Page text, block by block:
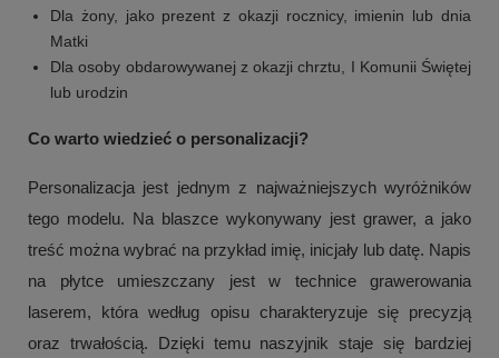
Dla żony, jako prezent z okazji rocznicy, imienin lub dnia
Matki
Dla osoby obdarowywanej z okazji chrztu, I Komunii Świętej
lub urodzin
Co warto wiedzieć o personalizacji?
Personalizacja jest jednym z najważniejszych wyróżników
tego modelu. Na blaszce wykonywany jest grawer, a jako
treść można wybrać na przykład imię, inicjały lub datę. Napis
na płytce umieszczany jest w technice grawerowania
laserem, która według opisu charakteryzuje się precyzją
oraz trwałością. Dzięki temu naszyjnik staje się bardziej